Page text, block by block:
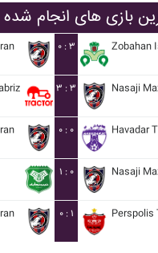
بازی های انجام شده
۰ : ۳ Zobahan
۳ : ۳ Nasaji
۰ : ۰ Havadar
۱ : ۰ Nasaji
۰ : ۱ Perspolis